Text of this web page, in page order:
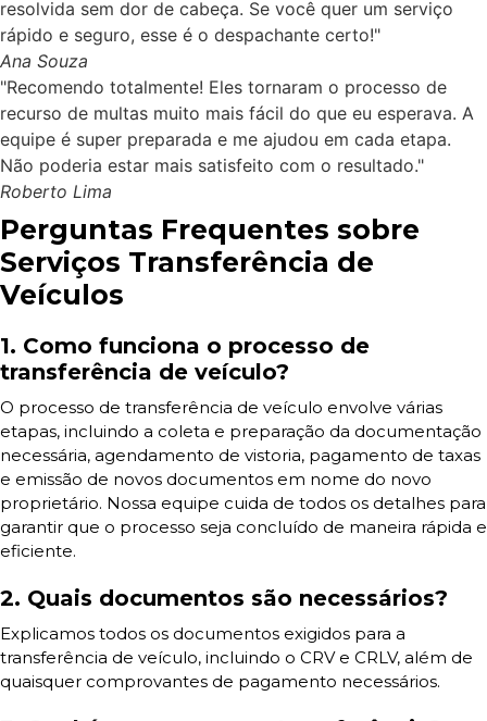
resolvida sem dor de cabeça. Se você quer um serviço
rápido e seguro, esse é o despachante certo!"
Ana Souza
"Recomendo totalmente! Eles tornaram o processo de
recurso de multas muito mais fácil do que eu esperava. A
equipe é super preparada e me ajudou em cada etapa.
Não poderia estar mais satisfeito com o resultado."
Roberto Lima
Perguntas Frequentes sobre
Serviços Transferência de
Veículos
1. Como funciona o processo de
transferência de veículo?
O processo de transferência de veículo envolve várias
etapas, incluindo a coleta e preparação da documentação
necessária, agendamento de vistoria, pagamento de taxas
e emissão de novos documentos em nome do novo
proprietário. Nossa equipe cuida de todos os detalhes para
garantir que o processo seja concluído de maneira rápida e
eficiente.
2. Quais documentos são necessários?
Explicamos todos os documentos exigidos para a
transferência de veículo, incluindo o CRV e CRLV, além de
quaisquer comprovantes de pagamento necessários.